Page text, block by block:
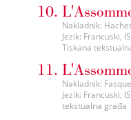
Nakladnik:
Jezik: Francuski,
Tiskana
Nakladnik:
Jezik: Francuski,
tekstualna građa